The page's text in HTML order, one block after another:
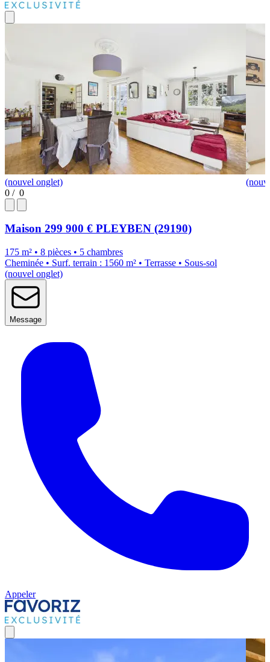
(nouvel onglet)
0 / 0
Maison 299 900 € PLEYBEN (29190)
175 m² • 8 pièces • 5 chambres
Cheminée • Surf. terrain : 1560 m² • Terrasse • Sous-sol
(nouvel onglet)
Message
Appeler